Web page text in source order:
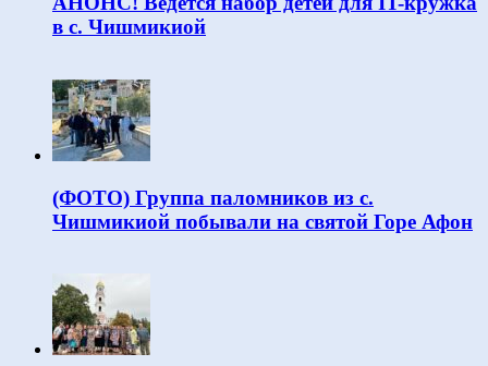
в с. Чишмикиой
(ФОТО) Группа паломников из с.
Чишмикиой побывали на святой Горе Афон